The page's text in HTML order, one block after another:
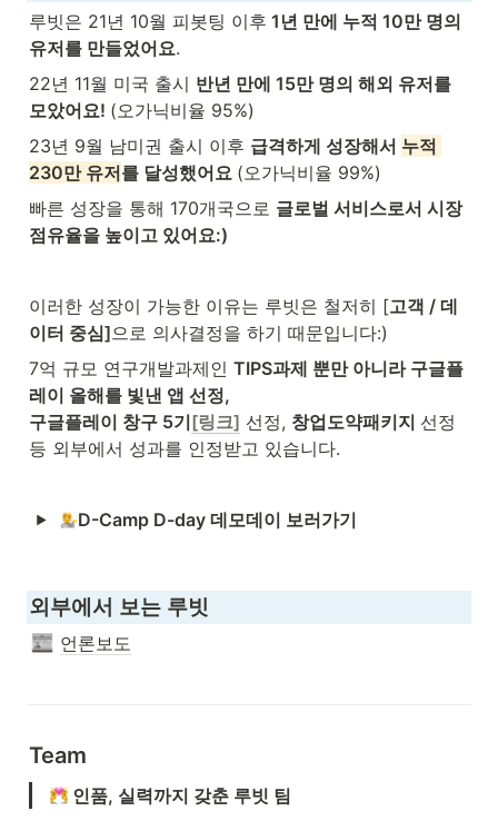
루빗은 21년 10월 피봇팅 이후 1년 만에 누적 10만 명의
유저를 만들었어요.
22년 11월 미국 출시 반년 만에 15만 명의 해외 유저를
모았어요! (오가닉비율 95%)
23년 9월 남미권 출시 이후 급격하게 성장해서 누적
230만 유저를 달성했어요 (오가닉비율 99%)
빠른 성장을 통해 170개국으로 글로벌 서비스로서 시장
점유율을 높이고 있어요:)
이러한 성장이 가능한 이유는 루빗은 철저히 [고객 / 데
이터 중심]으로 의사결정을 하기 때문입니다:)
7억 규모 연구개발과제인 TIPS과제 뿐만 아니라 구글플
레이 올해를 빛낸 앱 선정,
구글플레이 창구 5기[링크] 선정, 창업도약패키지 선정
등 외부에서 성과를 인정받고 있습니다.
D-Camp D-day 데모데이 보러가기
외부에서 보는 루빗
언론보도
Team
인품, 실력까지 갖춘 루빗 팀